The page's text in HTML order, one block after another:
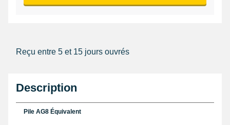
Reçu entre 5 et 15 jours ouvrés
Description
Pile AG8 Équivalent